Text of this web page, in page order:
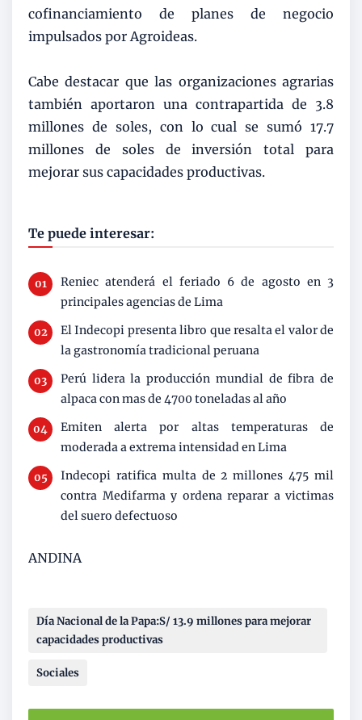
cofinanciamiento de planes de negocio
impulsados por Agroideas.
Cabe destacar que las organizaciones agrarias
también aportaron una contrapartida de 3.8
millones de soles, con lo cual se sumó 17.7
millones de soles de inversión total para
mejorar sus capacidades productivas.
Te puede interesar:
Reniec atenderá el feriado 6 de agosto en 3
principales agencias de Lima
El Indecopi presenta libro que resalta el valor de
la gastronomía tradicional peruana
Perú lidera la producción mundial de fibra de
alpaca con mas de 4700 toneladas al año
Emiten alerta por altas temperaturas de
moderada a extrema intensidad en Lima
Indecopi ratifica multa de 2 millones 475 mil
contra Medifarma y ordena reparar a victimas
del suero defectuoso
ANDINA
Día Nacional de la Papa:S/ 13.9 millones para mejorar
capacidades productivas
Sociales